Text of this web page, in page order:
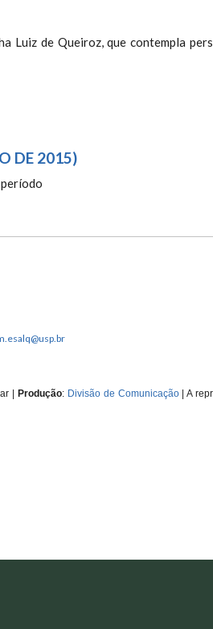
Luiz de Queiroz, que contempla
DE 2015)
Produção:Divisão de Comunicação| A